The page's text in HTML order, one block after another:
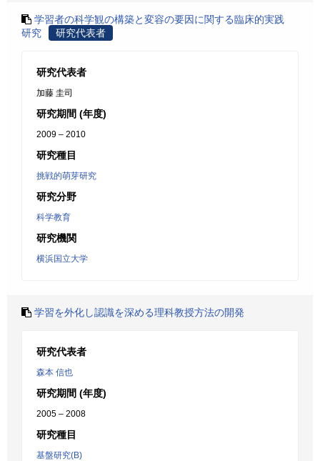
学習者の科学観の構築と変容の要因に関する臨床的実践
研究
研究代表者
研究代表者
加藤 圭司
研究期間 (年度)
2009 – 2010
研究種目
挑戦的萌芽研究
研究分野
科学教育
研究機関
横浜国立大学
学習を外化し認識を深める理科教授方法の開発
研究代表者
森本 信也
研究期間 (年度)
2005 – 2008
研究種目
基盤研究(B)